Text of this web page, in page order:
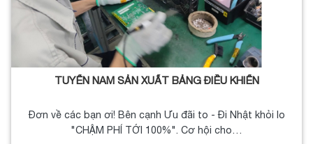
TUYỂN NAM SẢN XUẤT BẢNG ĐIỀU KHIỂN
Đơn về các bạn ơi! Bên cạnh Ưu đãi to - Đi Nhật khỏi lo
"CHẬM PHÍ TỚI 100%". Cơ hội cho…